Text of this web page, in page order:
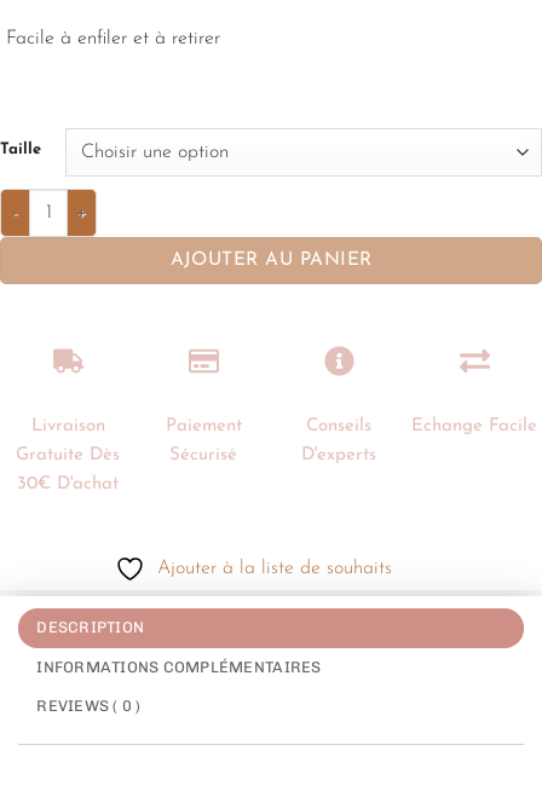
Facile à enfiler et à retirer
Taille
AJOUTER AU PANIER
Livraison
Gratuite Dès
30€ D'achat
Paiement
Sécurisé
Conseils
D'experts
Echange Facile
Ajouter à la liste de souhaits
DESCRIPTION
INFORMATIONS COMPLÉMENTAIRES
REVIEWS ( 0 )